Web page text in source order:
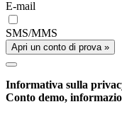
E-mail
SMS/MMS
Apri un conto di prova »
Informativa sulla
Conto demo,